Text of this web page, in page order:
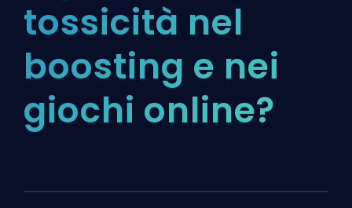
tossicità nel
boosting e nei
giochi online?